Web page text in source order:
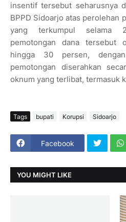
insentif tersebut seharusnya
BPPD Sidoarjo atas perolehan
yang terkumpul selama
pemotongan dana tersebut
hingga 30 persen,
pemotongan diserahkan
oknum yang terlibat, termasuk
Tags bupati Korupsi Sidoarjo
Facebook
YOU MIGHT LIKE